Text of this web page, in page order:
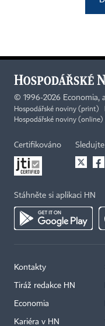
© 1996-2026 Economia,
Hospodářské noviny (print)
Hospodářské noviny (online)
Certifikováno
Stáhněte si aplikaci HN
Kontakty
Tiráž redakce HN
Economia
Kariéra v HN